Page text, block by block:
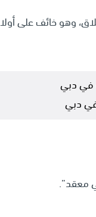
وهو خائف على
دبي
معقد”.